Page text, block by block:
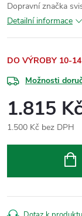
Dopravní značka
Detailní informace
DO VÝROBY 10-
Možnosti
1.815 Kč
1.500 Kč bez DPH